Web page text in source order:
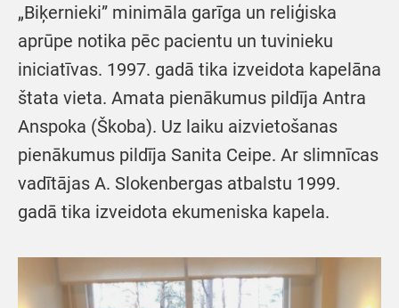
„Biķernieki” minimāla garīga un reliģiska
aprūpe notika pēc pacientu un tuvinieku
iniciatīvas. 1997. gadā tika izveidota kapelāna
štata vieta. Amata pienākumus pildīja Antra
Anspoka (Škoba). Uz laiku aizvietošanas
pienākumus pildīja Sanita Ceipe. Ar slimnīcas
vadītājas A. Slokenbergas atbalstu 1999.
gadā tika izveidota ekumeniska kapela.